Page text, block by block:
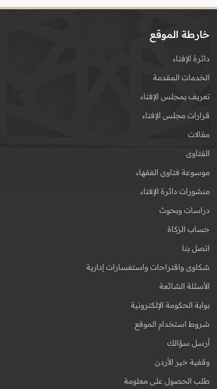
خارطة الموقع
دائرة الإفتاء
الخدمات المقدمة
تعريف بمجلس الإفتاء
قرارات مجلس الإفتاء
مقالات
الفتاوى
موسوعة فتاوى الفقهاء
منشورات دائرة الإفتاء
دراسات وبحوث
حساب الزكاة
اتصل بنا
شكاوى واقتراحات واستفسارات إدارية
الأسئلة الشائعة
بوابة الحكومة الإلكترونية
شروط استخدام الموقع
أرسل سؤالك
وقفية خير الأردن
طلب الحصول على معلومة